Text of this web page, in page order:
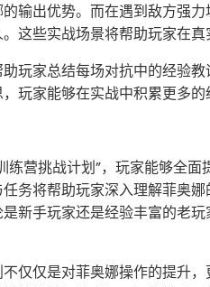
输出优势。而在遇到敌方强
这些实战场景将帮助玩家在
玩家总结每场对抗中的经验
玩家能够在实战中积累更多
练营挑战计划”，玩家能够全
务将帮助玩家深入理解菲奥
新手玩家还是经验丰富的老
仅仅是对菲奥娜操作的提升